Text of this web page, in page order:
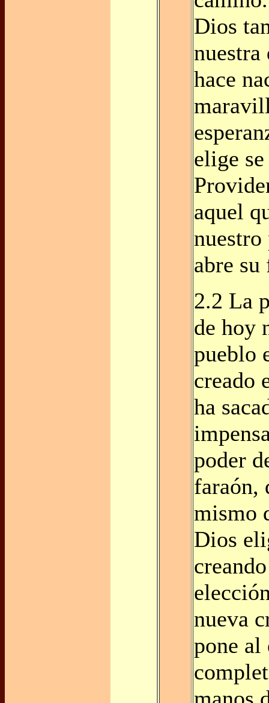
Dios
nuestra
hace
elige
aquel
nuestro
abre
2.2 La
de hoy
pueblo
creado
ha
poder
faraón,
mismo
Dios
nueva
pone al